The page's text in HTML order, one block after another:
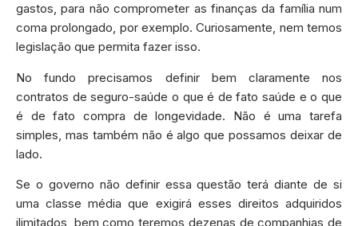
gastos, para não comprometer as finanças da família num
coma prolongado, por exemplo. Curiosamente, nem temos
legislação que permita fazer isso.
No fundo precisamos definir bem claramente nos
contratos de seguro-saúde o que é de fato saúde e o que
é de fato compra de longevidade. Não é uma tarefa
simples, mas também não é algo que possamos deixar de
lado.
Se o governo não definir essa questão terá diante de si
uma classe média que exigirá esses direitos adquiridos
ilimitados, bem como teremos dezenas de companhias de